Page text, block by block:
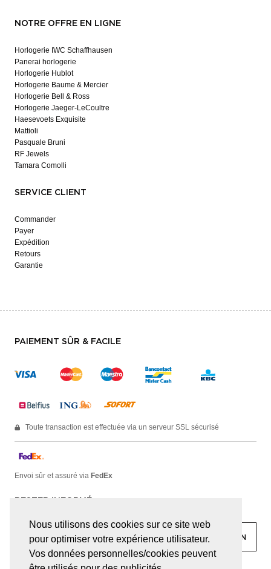
Nous utilisons des cookies sur ce site web
pour optimiser votre expérience utilisateur.
Vos données personnelles/cookies peuvent
NOTRE OFFRE EN LIGNE
Horlogerie IWC Schaffhausen
Panerai horlogerie
Horlogerie Hublot
Horlogerie Baume & Mercier
Horlogerie Bell & Ross
Horlogerie Jaeger-LeCoultre
Haesevoets Exquisite
Mattioli
Pasquale Bruni
RF Jewels
Tamara Comolli
SERVICE CLIENT
Commander
Payer
Expédition
Retours
Garantie
PAIEMENT SÛR & FACILE
Toute transaction est effectuée via un serveur SSL sécurisé
Envoi sûr et assuré via FedEx
RESTER INFORMÉ